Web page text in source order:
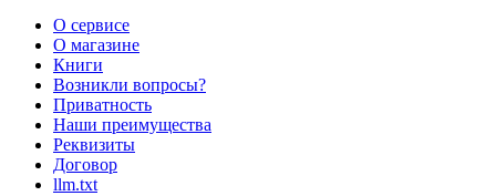
О сервисе
О магазине
Книги
Возникли вопросы?
Приватность
Наши преимущества
Реквизиты
Договор
llm.txt